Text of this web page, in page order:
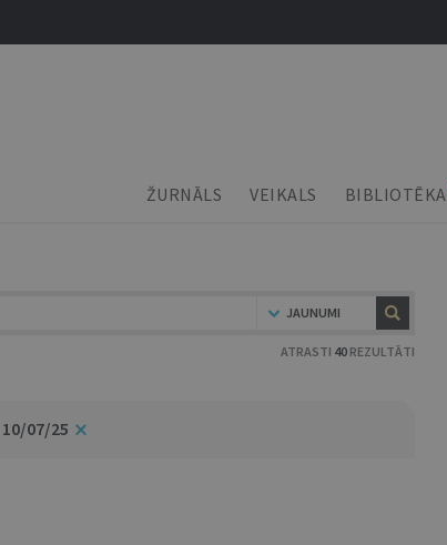
ŽURNĀLS VEIKALS BIBLIOTĒKA
JAUNUMI
ATRASTI 40 REZULTĀTI
07/25